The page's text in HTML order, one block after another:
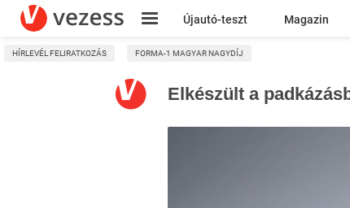
Újautó-teszt Magazin
Kresz
HÍRLEVÉL FELIRATKOZÁS FORMA-1 MAGYAR NAGYDÍJ
Elkészült a